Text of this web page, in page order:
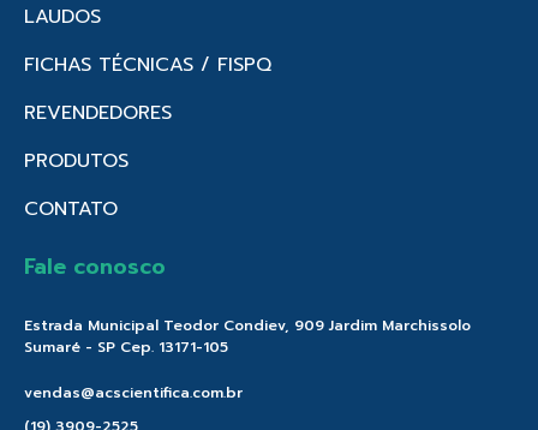
LAUDOS
FICHAS TÉCNICAS / FISPQ
REVENDEDORES
PRODUTOS
CONTATO
Fale conosco
Estrada Municipal Teodor Condiev, 909 Jardim Marchissolo
Sumaré - SP Cep. 13171-105
vendas@acscientifica.com.br